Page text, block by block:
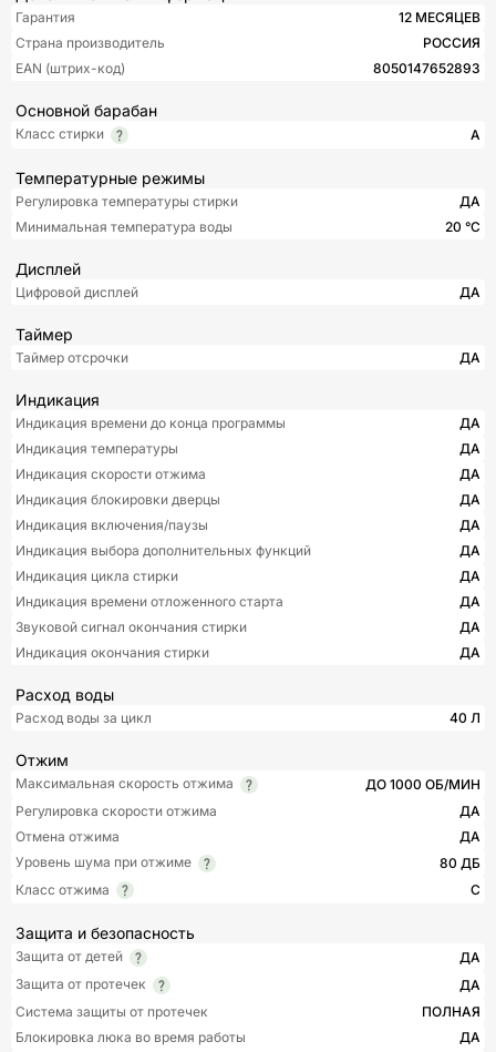
Гарантия
12 МЕСЯЦЕВ
Страна производитель
РОССИЯ
EAN (штрих-код)
8050147652893
Основной барабан
Класс стирки A
Температурные режимы
Регулировка температуры стирки
ДА
Минимальная температура воды
20 °С
Дисплей
Цифровой дисплей ДА
Таймер
Таймер отсрочки ДА
Индикация
Индикация времени до конца программы
ДА
Индикация температуры
ДА
Индикация скорости отжима
ДА
Индикация блокировки дверцы
ДА
Индикация включения/паузы
ДА
Индикация выбора дополнительных функций
ДА
Индикация цикла стирки
ДА
Индикация времени отложенного старта
ДА
Звуковой сигнал окончания стирки
ДА
Индикация окончания стирки
ДА
Расход воды
Расход воды за цикл 40 Л
Отжим
Максимальная скорость отжима
ДО 1000 ОБ/МИН
Регулировка скорости отжима
ДА
Отмена отжима
ДА
Уровень шума при отжиме
80 ДБ
Класс отжима
C
Защита и безопасность
Защита от детей
ДА
Защита от протечек
ДА
Система защиты от протечек
ПОЛНАЯ
Блокировка люка во время работы
ДА